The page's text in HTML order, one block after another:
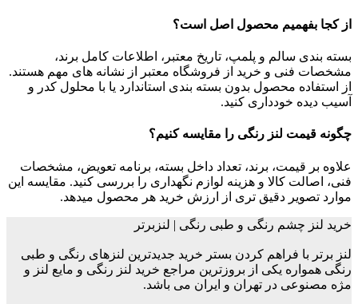
از کجا بفهمیم محصول اصل است؟
بسته بندی سالم و پلمپ، تاریخ معتبر، اطلاعات کامل برند،
مشخصات فنی و خرید از فروشگاه معتبر از نشانه های مهم هستند.
از استفاده محصول بدون بسته بندی استاندارد یا با محلول کدر و
آسیب دیده خودداری کنید.
چگونه قیمت لنز رنگی را مقایسه کنیم؟
علاوه بر قیمت، برند، تعداد داخل بسته، برنامه تعویض، مشخصات
فنی، اصالت کالا و هزینه لوازم نگهداری را بررسی کنید. مقایسه این
موارد تصویر دقیق تری از ارزش خرید هر محصول میدهد.
خرید لنز چشم رنگی و طبی رنگی | لنزبرتر
لنز برتر با فراهم کردن بستر خرید جدیدترین لنزهای رنگی و طبی
رنگی همواره یکی از بروزترین مراجع خرید لنز رنگی و مایع لنز و
مژه مصنوعی در تهران و ایران می باشد.